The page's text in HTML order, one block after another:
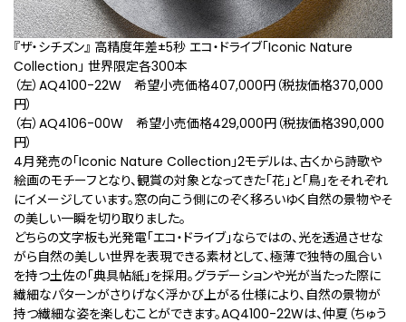
『ザ・シチズン』 高精度年差±5秒 エコ・ドライブ「Iconic Nature
Collection」 世界限定各300本
（左）AQ4100-22W 希望小売価格407,000円（税抜価格370,000
円）
（右）AQ4106-00W 希望小売価格429,000円（税抜価格390,000
円）
4月発売の「Iconic Nature Collection」2モデルは、古くから詩歌や
絵画のモチーフとなり、観賞の対象となってきた「花」と「鳥」をそれぞれ
にイメージしています。窓の向こう側にのぞく移ろいゆく自然の景物やそ
の美しい一瞬を切り取りました。
どちらの文字板も光発電「エコ・ドライブ」ならではの、光を透過させな
がら自然の美しい世界を表現できる素材として、極薄で独特の風合い
を持つ土佐の「典具帖紙」を採用。グラデーションや光が当たった際に
繊細なパターンがさりげなく浮かび上がる仕様により、自然の景物が
持つ繊細な姿を楽しむことができます。AQ4100-22Wは、仲夏（ちゅう